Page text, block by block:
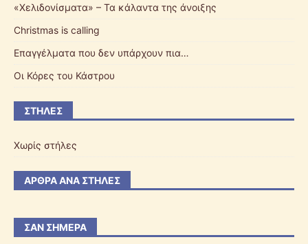
«Χελιδονίσματα» – Τα κάλαντα της άνοιξης
Christmas is calling
Επαγγέλματα που δεν υπάρχουν πια…
Οι Κόρες του Κάστρου
ΣΤΉΛΕΣ
Χωρίς στήλες
ΆΡΘΡΑ ΑΝΆ ΣΤΉΛΕΣ
ΣΑΝ ΣΉΜΕΡΑ